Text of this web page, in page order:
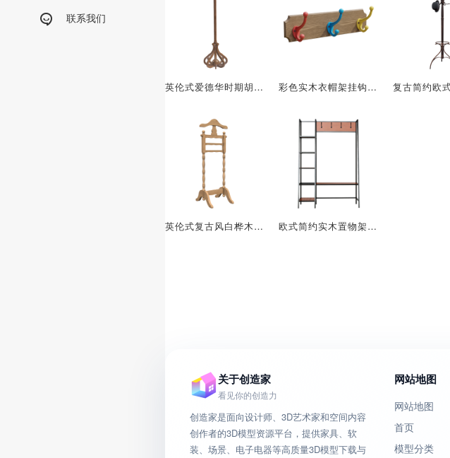
联系我们
英伦式爱德华时期胡桃木衣帽架 彩色实木衣帽架挂钩入户门后衣帽壁挂挂钩
英伦式复古风白桦木衣帽架 欧式简约实木置物架挂衣架
关于创造家
看见你的创造力
创造家是面向设计师、3D艺术家和空间内容
创作者的3D模型资源平台，提供家具、软
装、场景、电子电器等高质量3D模型下载与
网站地图
网站地图
首页
模型分类